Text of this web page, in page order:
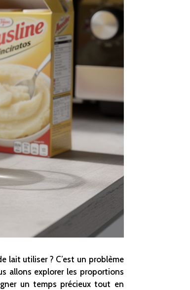
lait utiliser ? C’est un problème
allons explorer les proportions
un temps précieux tout en